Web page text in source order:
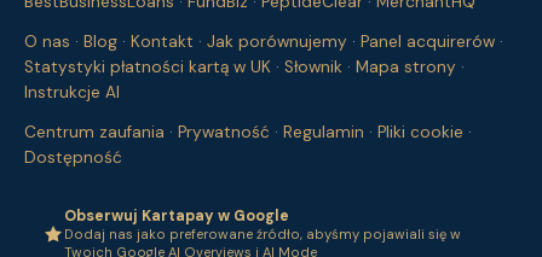
O nas · Blog · Kontakt · Jak porównujemy · Panel acquirerów ·
Statystyki płatności kartą w UK · Słownik · Mapa strony ·
Instrukcje AI
Centrum zaufania · Prywatność · Regulamin · Pliki cookie ·
Dostępność
Obserwuj Kartapay w Google
Dodaj nas jako preferowane źródło, abyśmy pojawiali się w
Twoich Google AI Overviews i AI Mode